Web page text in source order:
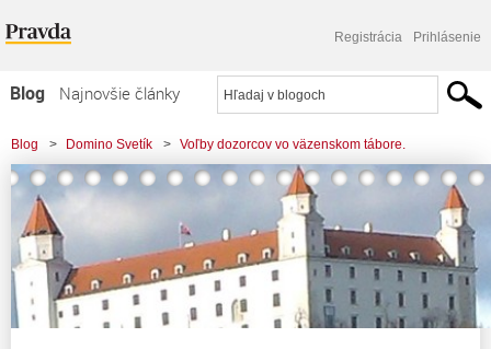
Registrácia Prihlásenie
Blog
Najnovšie články
Najčítanejšie články
Najkomentovanejšie články
Zoznam blogov
Komerčné blogy
Blog > Domino Svetík > Voľby dozorcov vo väzenskom tábore.